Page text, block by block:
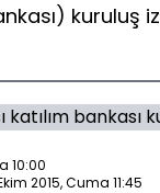
kuruluş
10:00
2015, Cuma 11:45